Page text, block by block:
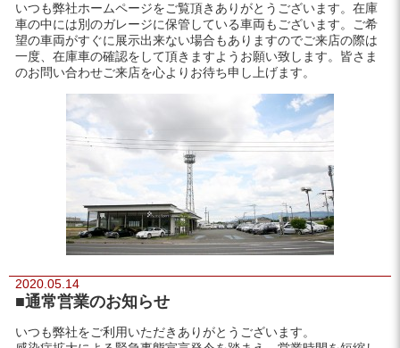
いつも弊社ホームページをご覧頂きありがとうございます。在庫
車の中には別のガレージに保管している車両もございます。ご希
望の車両がすぐに展示出来ない場合もありますのでご来店の際は
一度、在庫車の確認をして頂きますようお願い致します。皆さま
のお問い合わせご来店を心よりお待ち申し上げます。
2020.05.14
■通常営業のお知らせ
いつも弊社をご利用いただきありがとうございます。